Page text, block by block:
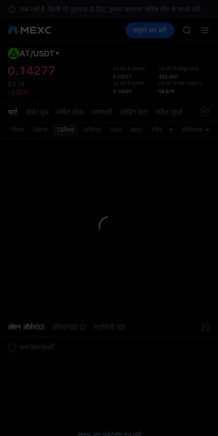
नहीं हैं. किसी भी पूछताछ के लिए, कृपया कस्टमर सर्विस टीम से संपर्क करें.
स्पॉट फ़्यूचर्स UNITREE कमाएँ
साइन अप करें
SKYAI
HFT
SKYAI
ACE
UNITREE
Unitree
को
AT/USDT
0.14277
$ 0.14
-2.09%
24 घंटे में उच्चतम
0.15011
24 घंटे में न्यूनतम
0.14260
24 घंटे में वॉल्यूम (AT)
403.36K
24 घंटे में राशि (USDT)
58.85K
चार्ट ऑर्डर बुक मार्केट ट्रेड जानकारी ट्रेडिंग डेटा मार्केट मूवर्स
1मिनट 5मिनट 15मिनट 30मिनट 1घंटा 4घंटा 1दिन ओरिजनल
ओपन ऑर्डर(0) होल्डिंग(0) स्ट्रेटेजी (0)
अन्य पेयर छिपाएँ